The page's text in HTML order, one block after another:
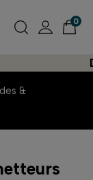
0
&